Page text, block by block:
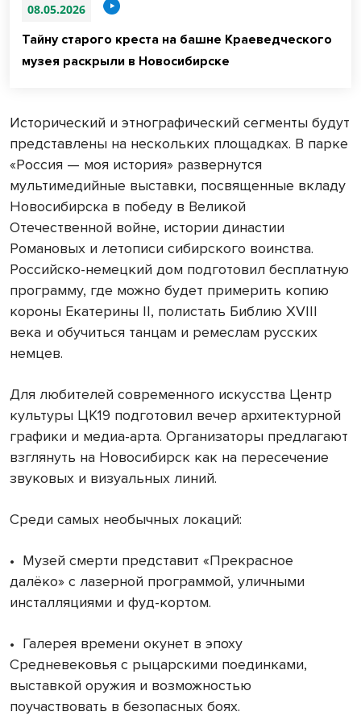
08.05.2026
Тайну старого креста на башне Краеведческого
музея раскрыли в Новосибирске
Исторический и этнографический сегменты будут
представлены на нескольких площадках. В парке
«Россия — моя история» развернутся
мультимедийные выставки, посвященные вкладу
Новосибирска в победу в Великой
Отечественной войне, истории династии
Романовых и летописи сибирского воинства.
Российско-немецкий дом подготовил бесплатную
программу, где можно будет примерить копию
короны Екатерины II, полистать Библию XVIII
века и обучиться танцам и ремеслам русских
немцев.
Для любителей современного искусства Центр
культуры ЦК19 подготовил вечер архитектурной
графики и медиа-арта. Организаторы предлагают
взглянуть на Новосибирск как на пересечение
звуковых и визуальных линий.
Среди самых необычных локаций:
• Музей смерти представит «Прекрасное
далёко» с лазерной программой, уличными
инсталляциями и фуд-кортом.
• Галерея времени окунет в эпоху
Средневековья с рыцарскими поединками,
выставкой оружия и возможностью
поучаствовать в безопасных боях.